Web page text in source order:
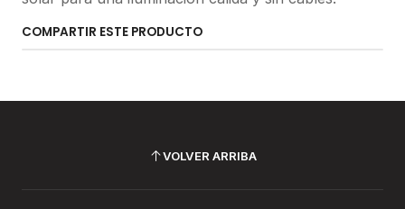
COMPARTIR ESTE PRODUCTO
VOLVER ARRIBA